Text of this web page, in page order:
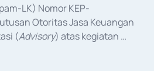
LK) Nomor KEP-
Otoritas Jasa Keuangan
(Advisory) atas kegiatan